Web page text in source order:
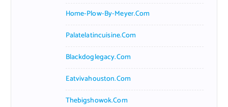
Home-Plow-By-Meyer.com
Palatelatincuisine.com
Blackdoglegacy.com
Eatvivahouston.com
Thebigshowok.com